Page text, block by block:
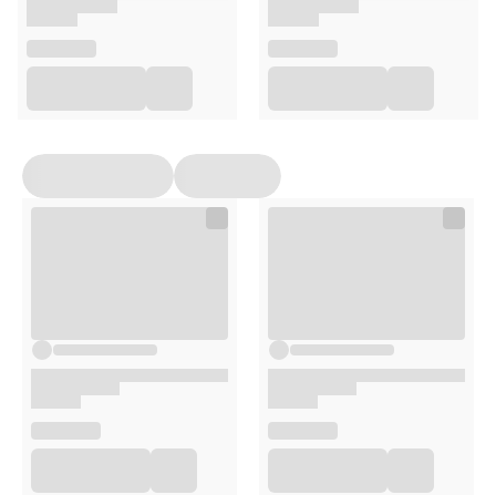
Opakowanie
30 ml
(zamiennik) zróżnicowanej diety ani zdrowego trybu życia.
Nie należy przekraczać zalecanej porcji produktu do
spożycia w ciągu dnia. Suplementy diety powinny być
przechowywane w sposób niedostępny dla małych dzieci.